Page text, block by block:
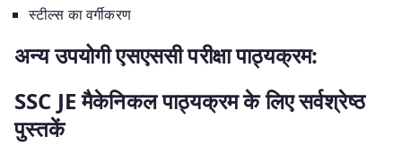
स्टील्स का वर्गीकरण
अन्य उपयोगी एसएससी परीक्षा पाठ्यक्रम:
SSC JEमैकेनिकल पाठ्यक्रम केलिए सर्वश्रेष्ठ
पुस्तकें